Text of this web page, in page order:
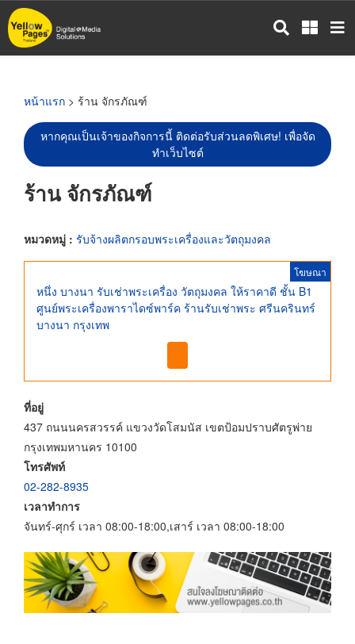
ข้าม
ไป
หน้าแรก > ร้าน จักรภัณฑ์
หากคุณเป็นเจ้าของกิจการนี้ ติดต่อรับส่วนลดพิเศษ! เพื่อจัด
ทำเว็บไซต์
ร้าน จักรภัณฑ์
หมวดหมู่ : รับจ้างผลิตกรอบพระเครื่องและวัตถุมงคล
โฆษณา
หนึ่ง บางนา รับเช่าพระเครื่อง วัตถุมงคล ให้ราคาดี ชั้น B1
ศูนย์พระเครื่องพาราไดซ์พาร์ค ร้านรับเช่าพระ ศรีนครินทร์
บางนา กรุงเทพ
ที่อยู่
437 ถนนนครสวรรค์ แขวงวัดโสมนัส เขตป้อมปราบศัตรูพ่าย
กรุงเทพมหานคร 10100
โทรศัพท์
02-282-8935
เวลาทำการ
จันทร์-ศุกร์ เวลา 08:00-18:00,เสาร์ เวลา 08:00-18:00